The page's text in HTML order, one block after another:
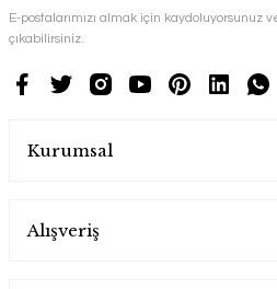
E-postalarımızı almak için
çıkabilirsiniz.
Kurumsal
Alışveriş